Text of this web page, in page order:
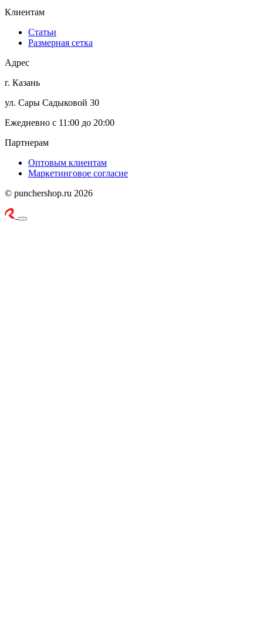
Клиентам
Статьи
Размерная сетка
Адрес
г. Казань
ул. Сары Садыковой 30
Ежедневно с 11:00 до 20:00
Партнерам
Оптовым клиентам
Маркетинговое согласие
© punchershop.ru 2026